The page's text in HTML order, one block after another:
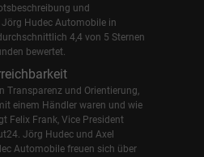
und
Hudec Automobile in
4,4 von 5 Sternen
bewertet.
Transparenz und Orientierung,
einem Händler waren und wie
Felix Frank, Vice President
Jörg Hudec und Axel
Automobile freuen sich über